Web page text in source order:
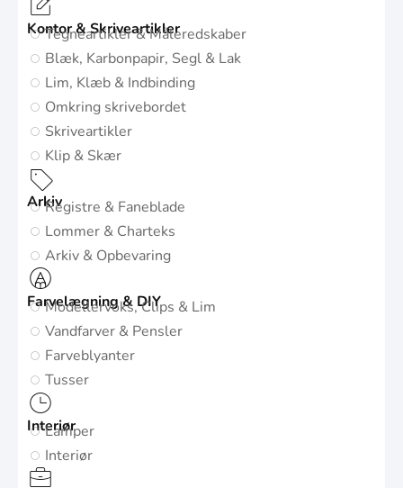
Kontor & Skriveartikler
Tegneartikler & Måleredskaber
Blæk, Karbonpapir, Segl & Lak
Lim, Klæb & Indbinding
Omkring skrivebordet
Skriveartikler
Klip & Skær
ArkivRegistre & Faneblade
Lommer & Charteks
Arkiv & Opbevaring
Farvelægning & DIY
Modellervoks, Clips & Lim
Vandfarver & Pensler
Farveblyanter
Tusser
Interiør
Lamper
Interiør